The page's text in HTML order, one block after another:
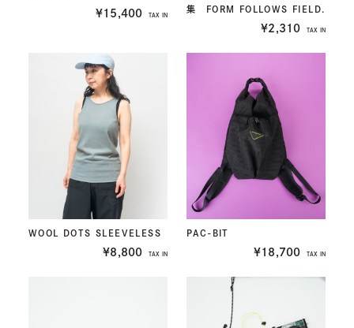
¥15,400 TAX IN
集 FORM FOLLOWS FIELD.
¥2,310 TAX IN
WOOL DOTS SLEEVELESS
¥8,800 TAX IN
PAC-BIT
¥18,700 TAX IN